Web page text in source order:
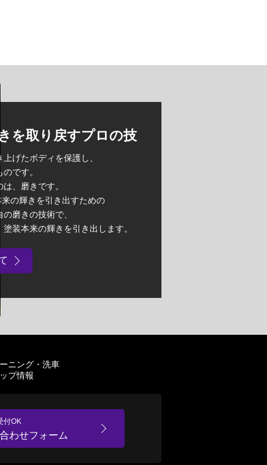
を取り戻すプロの技
げたボディを保護し、
です。
、磨きです。
の輝きを引き出すための
磨きの技術で、
装本来の輝きを引き出します。
ニング・洗車
プ情報
付OK
わせフォーム